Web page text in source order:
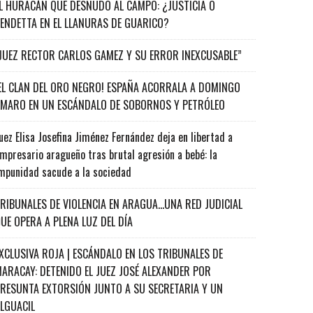
HURACÁN QUE DESNUDÓ AL CAMPO: ¿JUSTICIA O
EN EL LLANURAS DE GUARICO?
RECTOR CARLOS GAMEZ Y SU ERROR INEXCUSABLE”
CLAN DEL ORO NEGRO! ESPAÑA ACORRALA A DOMINGO
EN UN ESCÁNDALO DE SOBORNOS Y PETRÓLEO
Elisa Josefina Jiménez Fernández deja en libertad a
aragueño tras brutal agresión a bebé: la
sacude a la sociedad
DE VIOLENCIA EN ARAGUA…UNA RED JUDICIAL
OPERA A PLENA LUZ DEL DÍA
ROJA | ESCÁNDALO EN LOS TRIBUNALES DE
DETENIDO EL JUEZ JOSÉ ALEXANDER POR
EXTORSIÓN JUNTO A SU SECRETARIA Y UN